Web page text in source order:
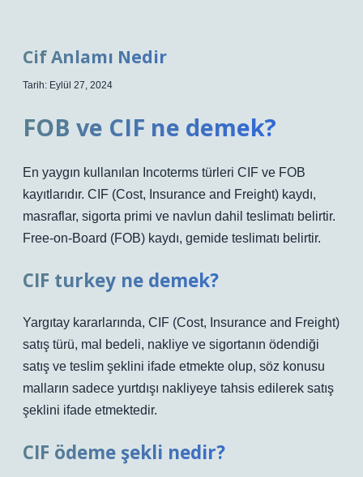
Cif Anlamı Nedir
Tarih: Eylül 27, 2024
FOB ve CIF ne demek?
En yaygın kullanılan Incoterms türleri CIF ve FOB
kayıtlarıdır. CIF (Cost, Insurance and Freight) kaydı,
masraflar, sigorta primi ve navlun dahil teslimatı belirtir.
Free-on-Board (FOB) kaydı, gemide teslimatı belirtir.
CIF turkey ne demek?
Yargıtay kararlarında, CIF (Cost, Insurance and Freight)
satış türü, mal bedeli, nakliye ve sigortanın ödendiği
satış ve teslim şeklini ifade etmekte olup, söz konusu
malların sadece yurtdışı nakliyeye tahsis edilerek satış
şeklini ifade etmektedir.
CIF ödeme şekli nedir?